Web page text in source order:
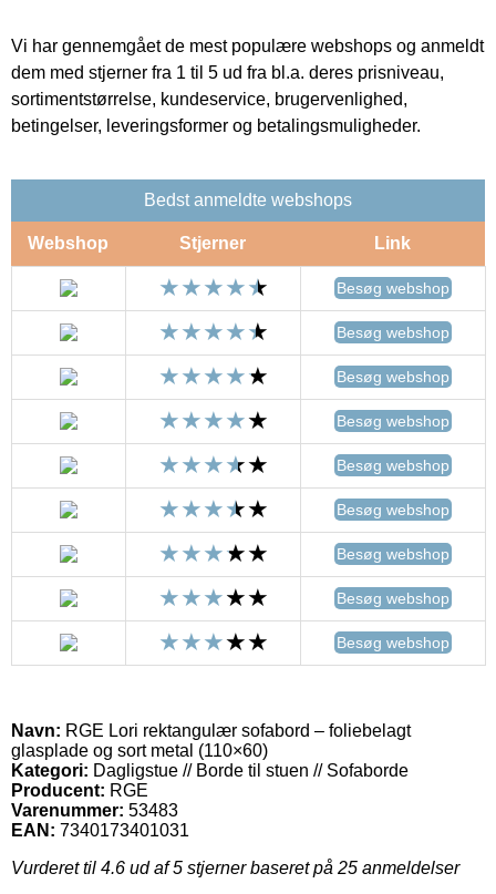
Vi har gennemgået de mest populære webshops og anmeldt
dem med stjerner fra 1 til 5 ud fra bl.a. deres prisniveau,
sortimentstørrelse, kundeservice, brugervenlighed,
betingelser, leveringsformer og betalingsmuligheder.
Bedst anmeldte webshops
Webshop Stjerner Link
Besøg webshop
Besøg webshop
Besøg webshop
Besøg webshop
Besøg webshop
Besøg webshop
Besøg webshop
Besøg webshop
Besøg webshop
Navn: RGE Lori rektangulær sofabord – foliebelagt
glasplade og sort metal (110×60)
Kategori: Dagligstue // Borde til stuen // Sofaborde
Producent: RGE
Varenummer: 53483
EAN: 7340173401031
Vurderet til 4.6 ud af 5 stjerner baseret på 25 anmeldelser